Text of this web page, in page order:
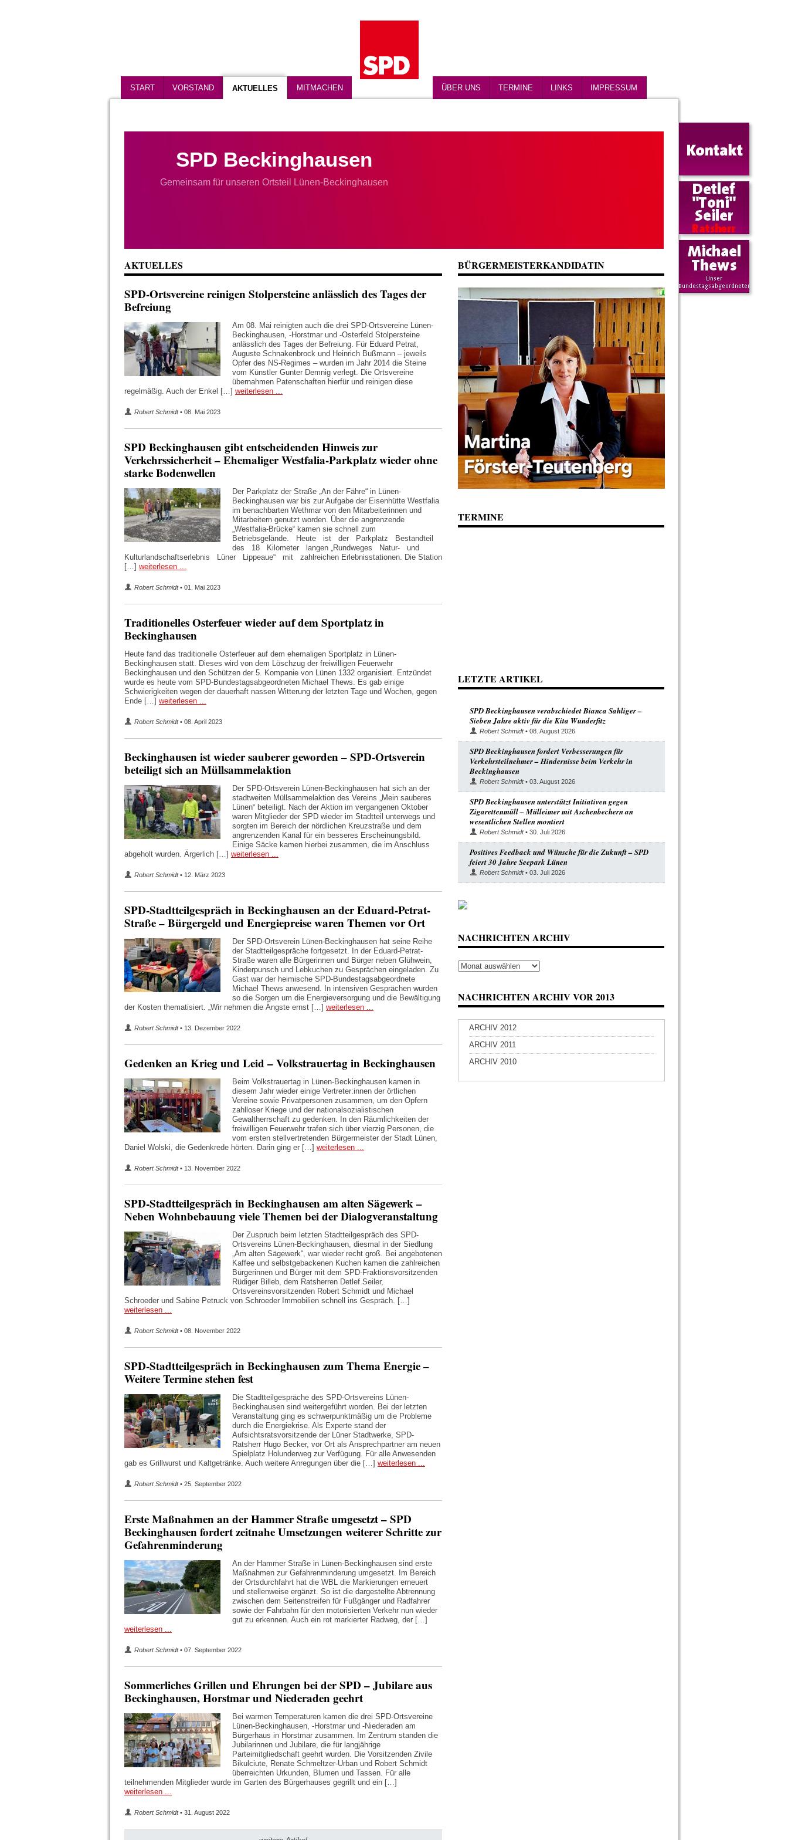
START VORSTAND AKTUELLES MITMACHEN IMPRESSUM
LINKS
TERMINE
ÜBER UNS
SPD Beckinghausen
Gemeinsam für unseren Ortsteil Lünen-Beckinghausen
AKTUELLES
SPD-Ortsvereine reinigen Stolpersteine anlässlich des Tages der
Befreiung
Am 08. Mai reinigten auch die drei SPD-Ortsvereine Lünen-
Beckinghausen, -Horstmar und -Osterfeld Stolpersteine
anlässlich des Tages der Befreiung. Für Eduard Petrat,
Auguste Schnakenbrock und Heinrich Bußmann – jeweils
Opfer des NS-Regimes – wurden im Jahr 2014 die Steine
vom Künstler Gunter Demnig verlegt. Die Ortsvereine
übernahmen Patenschaften hierfür und reinigen diese
regelmäßig. Auch der Enkel […] weiterlesen ...
Robert Schmidt• 08. Mai 2023
SPD Beckinghausen gibt entscheidenden Hinweis zur
Verkehrssicherheit – Ehemaliger Westfalia-Parkplatz wieder ohne
starke Bodenwellen
Der Parkplatz der Straße „An der Fähre“ in Lünen-
Beckinghausen war bis zur Aufgabe der Eisenhütte Westfalia
im benachbarten Wethmar von den Mitarbeiterinnen und
Mitarbeitern genutzt worden. Über die angrenzende
„Westfalia-Brücke“ kamen sie schnell zum
Betriebsgelände. Heute ist der Parkplatz Bestandteil
des 18 Kilometer langen „Rundweges Natur- und
Kulturlandschaftserlebnis Lüner Lippeaue“ mit zahlreichen Erlebnisstationen. Die Station
[…] weiterlesen ...
Robert Schmidt• 01. Mai 2023
Traditionelles Osterfeuer wieder auf dem Sportplatz in
Beckinghausen
Heute fand das traditionelle Osterfeuer auf dem ehemaligen Sportplatz in Lünen-
Beckinghausen statt. Dieses wird von dem Löschzug der freiwilligen Feuerwehr
Beckinghausen und den Schützen der 5. Kompanie von Lünen 1332 organisiert. Entzündet
wurde es heute vom SPD-Bundestagsabgeordneten Michael Thews. Es gab einige
Schwierigkeiten wegen der dauerhaft nassen Witterung der letzten Tage und Wochen, gegen
Ende […] weiterlesen ...
Robert Schmidt• 08. April 2023
Beckinghausen ist wieder sauberer geworden – SPD-Ortsverein
beteiligt sich an Müllsammelaktion
Der SPD-Ortsverein Lünen-Beckinghausen hat sich an der
stadtweiten Müllsammelaktion des Vereins „Mein sauberes
Lünen“ beteiligt. Nach der Aktion im vergangenen Oktober
waren Mitglieder der SPD wieder im Stadtteil unterwegs und
sorgten im Bereich der nördlichen Kreuzstraße und dem
angrenzenden Kanal für ein besseres Erscheinungsbild.
Einige Säcke kamen hierbei zusammen, die im Anschluss
abgeholt wurden. Ärgerlich […] weiterlesen ...
Robert Schmidt• 12. März 2023
SPD-Stadtteilgespräch in Beckinghausen an der Eduard-Petrat-
Straße – Bürgergeld und Energiepreise waren Themen vor Ort
Der SPD-Ortsverein Lünen-Beckinghausen hat seine Reihe
der Stadtteilgespräche fortgesetzt. In der Eduard-Petrat-
Straße waren alle Bürgerinnen und Bürger neben Glühwein,
Kinderpunsch und Lebkuchen zu Gesprächen eingeladen. Zu
Gast war der heimische SPD-Bundestagsabgeordnete
Michael Thews anwesend. In intensiven Gesprächen wurden
so die Sorgen um die Energieversorgung und die Bewältigung
der Kosten thematisiert. „Wir nehmen die Ängste ernst […] weiterlesen ...
Robert Schmidt• 13. Dezember 2022
Gedenken an Krieg und Leid – Volkstrauertag in Beckinghausen
Beim Volkstrauertag in Lünen-Beckinghausen kamen in
diesem Jahr wieder einige Vertreter:innen der örtlichen
Vereine sowie Privatpersonen zusammen, um den Opfern
zahlloser Kriege und der nationalsozialistischen
Gewaltherrschaft zu gedenken. In den Räumlichkeiten der
freiwilligen Feuerwehr trafen sich über vierzig Personen, die
vom ersten stellvertretenden Bürgermeister der Stadt Lünen,
Daniel Wolski, die Gedenkrede hörten. Darin ging er […] weiterlesen ...
Robert Schmidt• 13. November 2022
SPD-Stadtteilgespräch in Beckinghausen am alten Sägewerk –
Neben Wohnbebauung viele Themen bei der Dialogveranstaltung
Der Zuspruch beim letzten Stadtteilgespräch des SPD-
Ortsvereins Lünen-Beckinghausen, diesmal in der Siedlung
„Am alten Sägewerk“, war wieder recht groß. Bei angebotenen
Kaffee und selbstgebackenen Kuchen kamen die zahlreichen
Bürgerinnen und Bürger mit dem SPD-Fraktionsvorsitzenden
Rüdiger Billeb, dem Ratsherren Detlef Seiler,
Ortsvereinsvorsitzenden Robert Schmidt und Michael
Schroeder und Sabine Petruck von Schroeder Immobilien schnell ins Gespräch. […]
weiterlesen ...
Robert Schmidt• 08. November 2022
SPD-Stadtteilgespräch in Beckinghausen zum Thema Energie –
Weitere Termine stehen fest
Die Stadtteilgespräche des SPD-Ortsvereins Lünen-
Beckinghausen sind weitergeführt worden. Bei der letzten
Veranstaltung ging es schwerpunktmäßig um die Probleme
durch die Energiekrise. Als Experte stand der
Aufsichtsratsvorsitzende der Lüner Stadtwerke, SPD-
Ratsherr Hugo Becker, vor Ort als Ansprechpartner am neuen
Spielplatz Holunderweg zur Verfügung. Für alle Anwesenden
gab es Grillwurst und Kaltgetränke. Auch weitere Anregungen über die […] weiterlesen ...
Robert Schmidt• 25. September 2022
Erste Maßnahmen an der Hammer Straße umgesetzt – SPD
Beckinghausen fordert zeitnahe Umsetzungen weiterer Schritte zur
Gefahrenminderung
An der Hammer Straße in Lünen-Beckinghausen sind erste
Maßnahmen zur Gefahrenminderung umgesetzt. Im Bereich
der Ortsdurchfahrt hat die WBL die Markierungen erneuert
und stellenweise ergänzt. So ist die dargestellte Abtrennung
zwischen dem Seitenstreifen für Fußgänger und Radfahrer
sowie der Fahrbahn für den motorisierten Verkehr nun wieder
gut zu erkennen. Auch ein rot markierter Radweg, der […]
weiterlesen ...
Robert Schmidt• 07. September 2022
Sommerliches Grillen und Ehrungen bei der SPD – Jubilare aus
Beckinghausen, Horstmar und Niederaden geehrt
Bei warmen Temperaturen kamen die drei SPD-Ortsvereine
Lünen-Beckinghausen, -Horstmar und -Niederaden am
Bürgerhaus in Horstmar zusammen. Im Zentrum standen die
Jubilarinnen und Jubilare, die für langjährige
Parteimitgliedschaft geehrt wurden. Die Vorsitzenden Zivile
Bikulciute, Renate Schmeltzer-Urban und Robert Schmidt
überreichten Urkunden, Blumen und Tassen. Für alle
teilnehmenden Mitglieder wurde im Garten des Bürgerhauses gegrillt und ein […]
weiterlesen ...
Robert Schmidt• 31. August 2022
BÜRGERMEISTERKANDIDATIN
TERMINE
LETZTE ARTIKEL
SPD Beckinghausen verabschiedet Bianca Sahliger –
Sieben Jahre aktiv für die Kita Wunderfitz
Robert Schmidt• 08. August 2026
SPD Beckinghausen fordert Verbesserungen für
Verkehrsteilnehmer – Hindernisse beim Verkehr in
Beckinghausen
Robert Schmidt• 03. August 2026
SPD Beckinghausen unterstützt Initiativen gegen
Zigarettenmüll – Mülleimer mit Aschenbechern an
wesentlichen Stellen montiert
Robert Schmidt• 30. Juli 2026
Positives Feedback und Wünsche für die Zukunft – SPD
feiert 30 Jahre Seepark Lünen
Robert Schmidt• 03. Juli 2026
NACHRICHTEN ARCHIV
Nachrichten
NACHRICHTEN ARCHIV VOR 2013
ARCHIV 2012
ARCHIV 2011
ARCHIV 2010